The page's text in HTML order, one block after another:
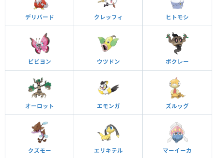
デリバード クレッフィ ヒトモシ
ビビヨン ウツドン ボクレー
オーロット エモンガ ズルッグ
クズモー エリキテル マーイーカ